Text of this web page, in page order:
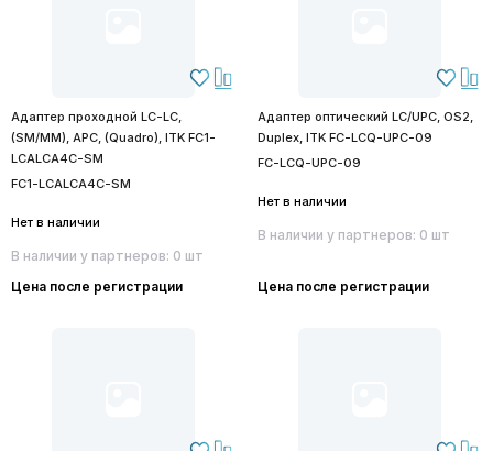
Адаптер проходной LC-LC,
(SM/MM), APC, (Quadro), ITK FC1-
LCALCA4C-SM
FC1-LCALCA4C-SM
Нет в наличии
В наличии у партнеров: 0 шт
Цена после регистрации
Адаптер оптический LC/UPC, OS2,
Duplex, ITK FC-LCQ-UPC-09
FC-LCQ-UPC-09
Нет в наличии
В наличии у партнеров: 0 шт
Цена после регистрации